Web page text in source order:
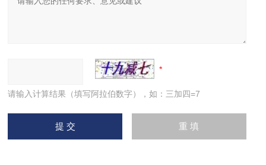
请输入计算结果（填写阿拉伯数字），如：三加四=7